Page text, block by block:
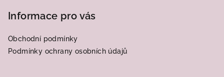
í
Informace pro vás
Obchodní podmínky
Podmínky ochrany osobních údajů